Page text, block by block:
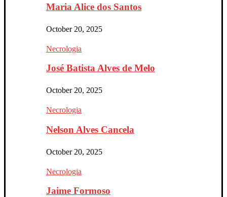
Maria Alice dos Santos
October 20, 2025
Necrologia
José Batista Alves de Melo
October 20, 2025
Necrologia
Nelson Alves Cancela
October 20, 2025
Necrologia
Jaime Formoso